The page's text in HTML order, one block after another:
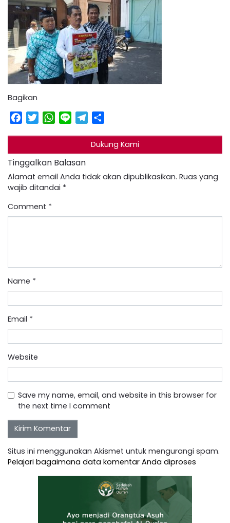
Bagikan
Facebook
TwitterWhatsApp
Line Telegram
Dukung Kami
Tinggalkan Balasan
Alamat email Anda tidak akan dipublikasikan. Ruas yang
wajib ditandai *
Comment *
Name *
Email *
Website
Save my name, email, and website in this browser for
the next time I comment
Situs ini menggunakan Akismet untuk mengurangi spam.
Pelajari bagaimana data komentar Anda diproses